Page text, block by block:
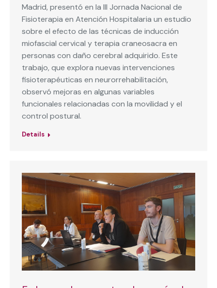
Madrid, presentó en la III Jornada Nacional de
Fisioterapia en Atención Hospitalaria un estudio
sobre el efecto de las técnicas de inducción
miofascial cervical y terapia craneosacra en
personas con daño cerebral adquirido. Este
trabajo, que explora nuevas intervenciones
fisioterapéuticas en neurorrehabilitación,
observó mejoras en algunas variables
funcionales relacionadas con la movilidad y el
control postural.
Details